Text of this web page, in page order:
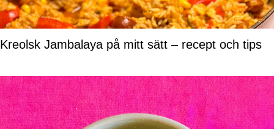
Kreolsk Jambalaya på mitt sätt – recept och tips